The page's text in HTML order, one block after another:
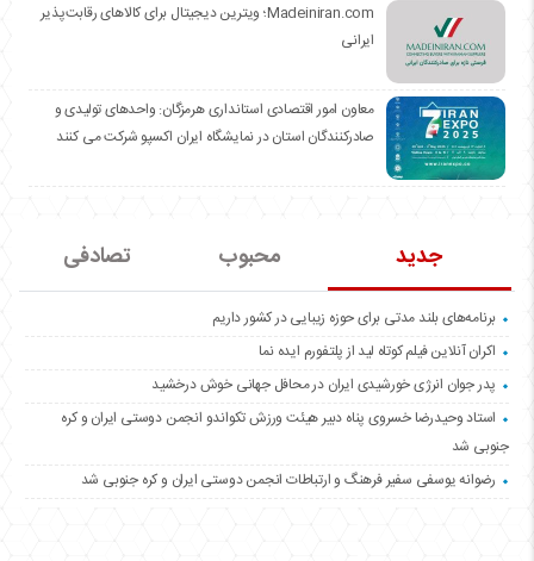
Madeiniran.com؛ ویترین دیجیتال برای کالاهای رقابت‌پذیر
ایرانی
معاون امور اقتصادی استانداری هرمزگان: واحدهای تولیدی و
صادرکنندگان استان در نمایشگاه ایران اکسپو شرکت می کنند
جدید محبوب تصادفی
برنامه‌های بلند مدتی برای حوزه زیبایی در کشور داریم
اکران آنلاین فیلم کوتاه لید از پلتفورم ایده نما
پدر جوان انرژی خورشیدی ایران در محافل جهانی خوش درخشید
استاد وحیدرضا خسروی پناه دبیر هیئت ورزش تکواندو انجمن دوستی ایران و کره
جنوبی شد
رضوانه یوسفی سفیر فرهنگ و ارتباطات انجمن دوستی ایران و کره جنوبی شد